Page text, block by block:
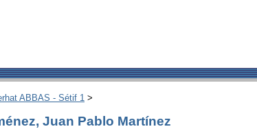
ABBAS - Sétif 1 >
Juan Pablo Martínez